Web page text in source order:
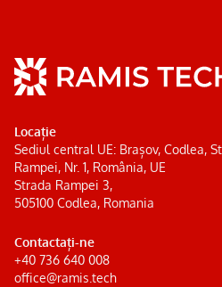
Locație
Sediul central UE: Brașov, Codlea,
Rampei, Nr. 1, România, UE
Strada Rampei 3,
505100 Codlea, Romania
Contactați-ne
+40 736 640 008
office@ramis.tech